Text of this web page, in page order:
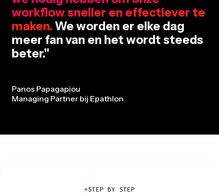
workflow sneller en effectiever te
maken. We worden er elke dag
meer fan van en het wordt steeds
beter."
Panos Papagapiou
Managing Partner bij Epathlon
●STEP BY STEP